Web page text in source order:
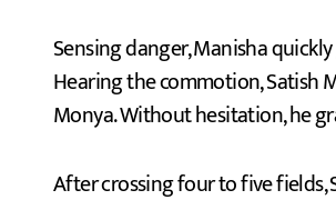
Sensing danger, Manisha
Hearing the commotion, Satish
Monya. Without hesitation, he
After crossing four to five